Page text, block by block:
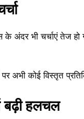
अंदर भी चर्चाएं तेज हो
अभी कोई विस्तृत
बढ़ी हलचल